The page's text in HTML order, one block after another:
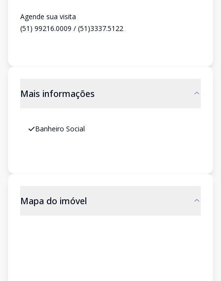
Agende sua visita
(51) 99216.0009 / (51)3337.5122
Mais informações
Banheiro Social
Mapa do imóvel